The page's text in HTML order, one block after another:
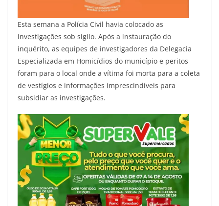
Esta semana a Polícia Civil havia colocado as
investigações sob sigilo. Após a instauração do
inquérito, as equipes de investigadores da Delegacia
Especializada em Homicídios do município e peritos
foram para o local onde a vítima foi morta para a coleta
de vestígios e informações imprescindíveis para
subsidiar as investigações.